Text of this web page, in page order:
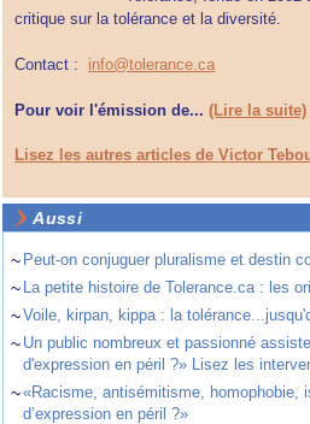
critique sur la tolérance et la diversité.
Contact : info@tolerance.ca
Pour voir l'émission de... (Lire la suite)
Lisez les autres articles de Victor
Aussi
~ Peut-on conjuguer pluralisme et destin
~ La petite histoire de Tolerance.ca : les
~Voile, kirpan, kippa : la
~ Un public nombreux et passionné
d'expression en péril ?» Lisez les
~«Racisme, antisémitisme, homophobie,
d’expression en péril ?»